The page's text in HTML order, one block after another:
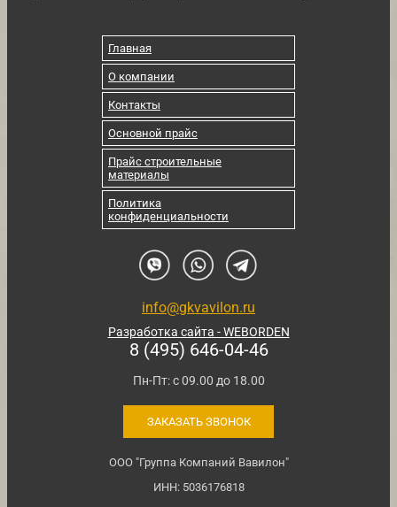
Главная
О компании
Контакты
Основной прайс
Прайс строительные
материалы
Политика
конфиденциальности
info@gkvavilon.ru
Разработка сайта - WEBORDEN
8 (495) 646-04-46
Пн-Пт: с 09.00 до 18.00
ЗАКАЗАТЬ ЗВОНОК
ООО "Группа Компаний Вавилон"
ИНН: 5036176818